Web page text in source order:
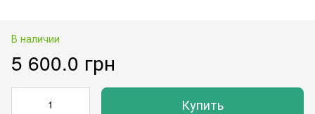
В наличии
5 600.0 грн
Купить